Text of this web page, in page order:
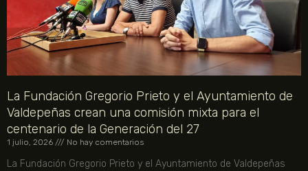
La Fundación Gregorio Prieto y el Ayuntamiento de
Valdepeñas crean una comisión mixta para el
centenario de la Generación del 27
1 julio, 2026 No hay comentarios
La Fundación Gregorio Prieto y el Ayuntamiento de Valdepeñas